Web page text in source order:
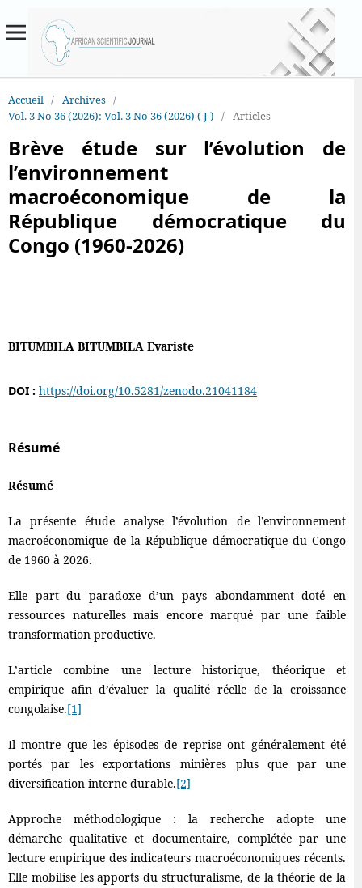
Accueil / Archives /
Vol. 3 No 36 (2026): Vol. 3 No 36 (2026) ( J ) / Articles
Brève étude sur l’évolution de
l’environnement
macroéconomique de la
République démocratique du
Congo (1960-2026)
BITUMBILA BITUMBILA Evariste
DOI : https://doi.org/10.5281/zenodo.21041184
Résumé
Résumé
La présente étude analyse l’évolution de l’environnement
macroéconomique de la République démocratique du Congo
de 1960 à 2026.
Elle part du paradoxe d’un pays abondamment doté en
ressources naturelles mais encore marqué par une faible
transformation productive.
L’article combine une lecture historique, théorique et
empirique afin d’évaluer la qualité réelle de la croissance
congolaise.[1]
Il montre que les épisodes de reprise ont généralement été
portés par les exportations minières plus que par une
diversification interne durable.[2]
Approche méthodologique : la recherche adopte une
démarche qualitative et documentaire, complétée par une
lecture empirique des indicateurs macroéconomiques récents.
Elle mobilise les apports du structuralisme, de la théorie de la